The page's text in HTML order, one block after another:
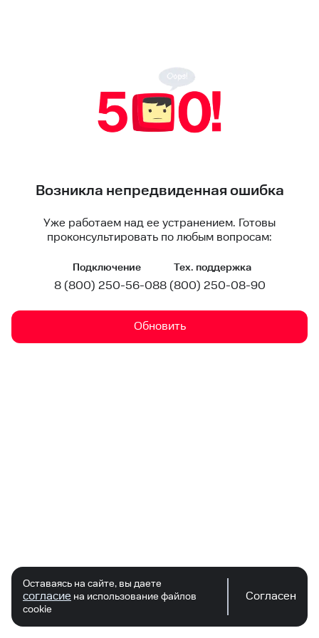
Возникла непредвиденная ошибка
Уже работаем над ее устранением. Готовы
проконсультировать по любым вопросам:
Подключение
8 (800) 250-56-08
Тех. поддержка
8 (800) 250-08-90
Обновить
Оставаясь на сайте, вы даете
согласие на использование файлов
cookie
Согласен